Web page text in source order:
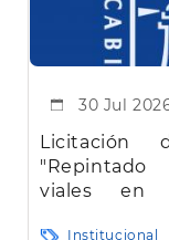
30 Jul
viales
Institucional